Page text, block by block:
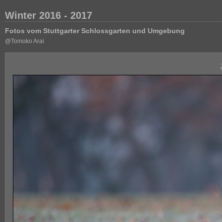
Winter 2016 - 2017
Fotos vom Stuttgarter Schlossgarten und Umgebung
@Tomoko Arai